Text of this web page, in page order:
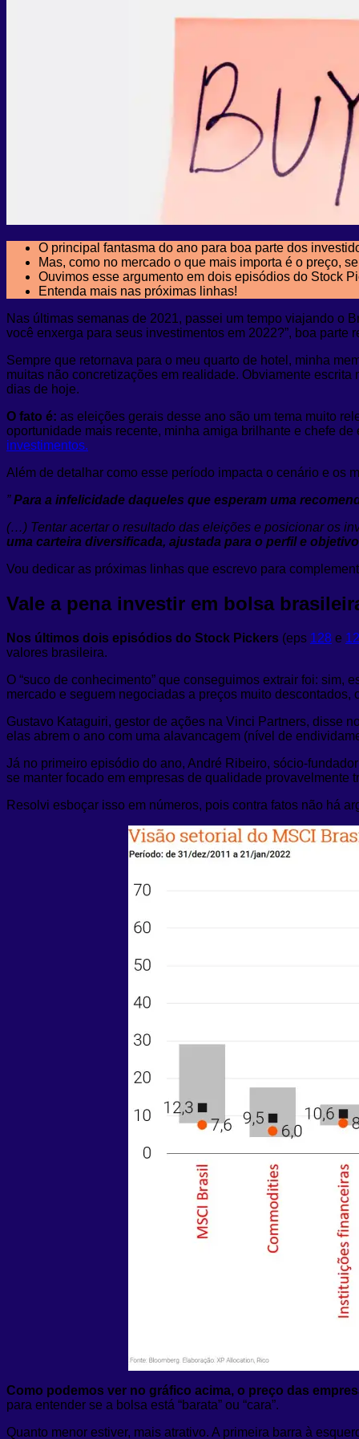
O principal fantasma do ano para boa parte dos
Mas, como no mercado o que mais importa é o preço,
Ouvimos esse argumento em dois episódios do Stock
Entenda mais nas próximas linhas!
Nas últimas semanas de 2021, passei um tempo viajando o
você enxerga para seus investimentos em 2022?”, boa parte
Sempre que retornava para o meu quarto de hotel, minha
muitas não concretizações em realidade. Obviamente
dias de hoje.
O fato é: as eleições gerais desse ano são um tema muito
oportunidade mais recente, minha amiga brilhante e chefe
investimentos.
Além de detalhar como esse período impacta o cenário e os
”Para a infelicidade daqueles que esperam uma
(…) Tentar acertar o resultado das eleições e posicionar os
uma carteira diversificada, ajustada para o perfil e
Vou dedicar as próximas linhas que escrevo para
Vale a pena investir em bolsa
Nos últimos dois episódios do Stock Pickers (eps 128 e
valores brasileira.
O “suco de conhecimento” que conseguimos extrair foi:
mercado e seguem negociadas a preços muito
Gustavo Kataguiri, gestor de ações na Vinci Partners, disse
elas abrem o ano com uma alavancagem (nível de
Já no primeiro episódio do ano, André Ribeiro, sócio-
se manter focado em empresas de qualidade provavelmente
Resolvi esboçar isso em números, pois contra fatos não há
Como podemos ver no gráfico acima, o preço das
para entender se a bolsa está “barata” ou “cara”.
Quanto menor estiver, mais atrativo. A primeira barra à